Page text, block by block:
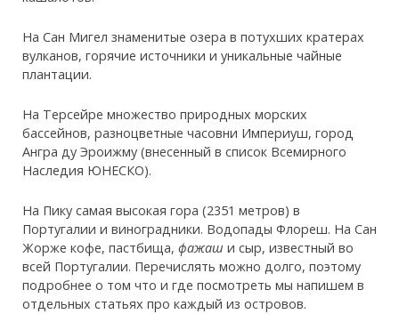
На Сан Мигел знаменитые озера в потухших кратерах
вулканов, горячие источники и уникальные чайные
плантации.
На Терсейре множество природных морских
бассейнов, разноцветные часовни Империуш, город
Ангра ду Эроижму (внесенный в список Всемирного
Наследия ЮНЕСКО).
На Пику самая высокая гора (2351 метров) в
Португалии и виноградники. Водопады Флореш. На Сан
Жорже кофе, пастбища, фажаш и сыр, известный во
всей Португалии. Перечислять можно долго, поэтому
подробнее о том что и где посмотреть мы напишем в
отдельных статьях про каждый из островов.